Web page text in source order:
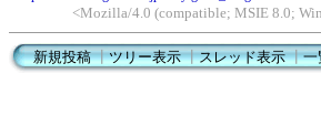
<Mozilla/4.0 (compatible; MSIE 8.0;
新規投稿┃ツリー表示┃スレッド表示┃一